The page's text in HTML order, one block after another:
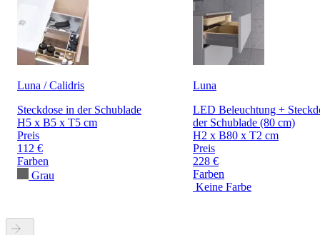
Luna / Calidris
Steckdose in der Schublade
H5 x B5 x T5 cm
Preis
112 €
Farben
Grau
Luna
LED Beleuchtung +
der Schublade (80 cm)
H2 x B80 x T2 cm
Preis
228 €
Farben
Keine Farbe